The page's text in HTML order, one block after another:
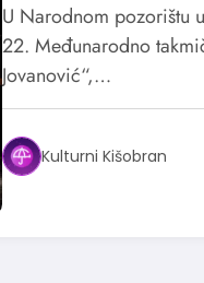
U Narodnom pozorištu
22. Međunarodno
Jovanović“,…
Kulturni Kišobran